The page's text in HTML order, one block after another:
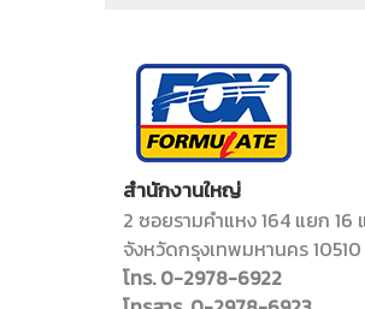
สำนักงานใหญ่
2 ซอยรามคำแหง 164 แยก
จังหวัดกรุงเทพมหานคร 10510
โทร. 0-2978-6922